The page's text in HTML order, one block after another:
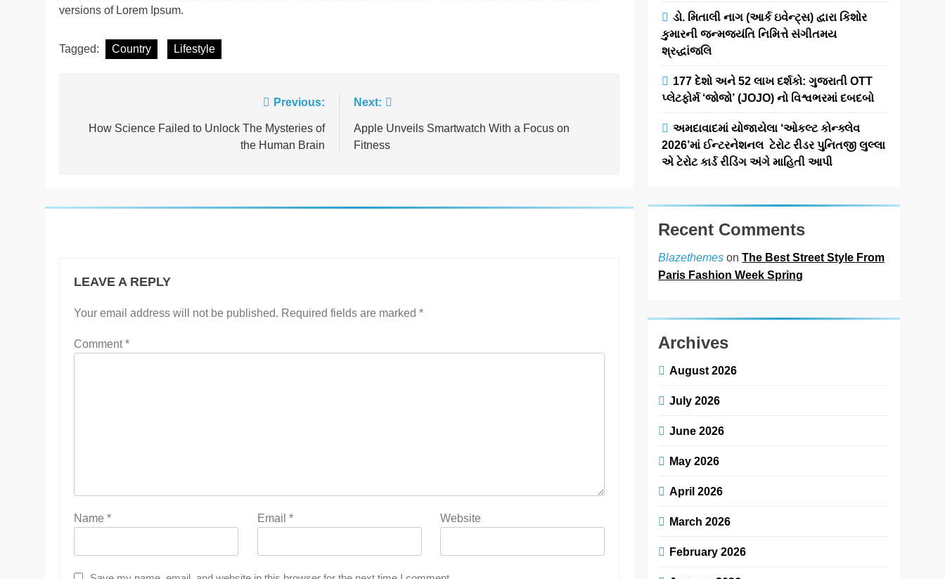
versions of Lorem Ipsum.
Tagged: Country Lifestyle
navigation
Previous:
How Science Failed to Unlock The Mysteries of
the Human Brain
Next:
Apple Unveils Smartwatch With a Focus on
Fitness
LEAVE A REPLY
Your email address will not be published. Required fields are marked *
Comment*
Name * Email * Website
ડો. મિતાલી નાગ (આર્ક ઇવેન્ટ્સ) દ્વારા કિશોર
કુમારની જન્મજયંતિ નિમિત્તે સંગીતમય
શ્રદ્ધાંજલિ
177 દેશો અને 52 લાખ દર્શકો: ગુજરાતી OTT
પ્લેટફોર્મ ‘જોજો’ (JOJO) નો વિશ્વભરમાં દબદબો
અમદાવાદમાં યોજાયેલા ‘ઓકલ્ટ કોન્ક્લેવ
2026’માં ઈન્ટરનેશનલ ટેરોટ રીડર પુનિતજી લુલ્લા
એ ટેરોટ કાર્ડ રીડિંગ અંગે માહિતી આપી
Recent Comments
Blazethemes onThe Best Street Style From
Paris Fashion Week Spring
Archives
August 2026
July 2026
June 2026
May 2026
April 2026
March 2026
February 2026